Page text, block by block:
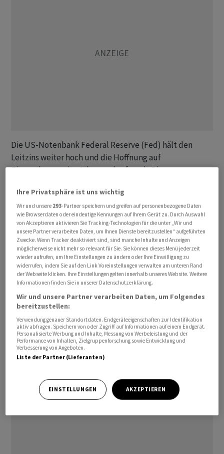
Die US-Notenbank Federal Reserve (Fed) hält den
Leitzins weiter hoch und die Hoffnung auf
Zinssenkungen im Jahresverlauf wach. Die
den geldpolitischen Schlüsselsatz am Mittwoch in der
Spanne von 4,25 bis 4,50 Prozent. Zugleich avisierten die
Notenbanker für 2025 Senkungen um insgesamt einen
halben Prozentpunkt und blieben damit ihrem
Zinsausblick vom März treu. Die Reaktion von Experten:
Bernd Weidensteiner, Ökonom bei der Commerzbank:
«Letztlich sind die Ziele der Fed erreicht oder
zumindest in Reichweite. Die Fed will diesen Erfolg
keinesfalls gefährden und hält sich daher ihr Pulver
trocken. Die Fed ignoriert weiterhin den Druck zu
raschen Zinssenkungen, den Präsident Trump ausübt.
Wir sehen keinen Anlass, unsere Prognose von
ändern.»
Ihre Privatsphäre ist uns wichtig
Wir und unsere 293-Partner speichern und greifen auf personenbezogene Daten
wie Browserdaten oder eindeutige Kennungen auf Ihrem Gerät zu. Durch Auswahl
von Akzeptieren aktivieren Sie Tracking-Technologien für die unter „Wir und
unsere Partner verarbeiten Daten, um Ihnen Dienste bereitzustellen“ aufgeführten
Zwecke. Wenn Tracker deaktiviert sind, sind manche Inhalte und Anzeigen
möglicherweise nicht mehr so relevant für Sie. Sie können dieses Menü jederzeit
wieder aufrufen, um Ihre Einstellungen zu ändern oder Ihre Einwilligung zu
widerrufen, indem Sie auf den Link Voreinstellungen verwalten am unteren Rand
der Webseite klicken. Ihre Einstellungen gelten innerhalb unseres Website. Weitere
Informationen finden Sie in unserer Datenschutzerklärung.
Wir und unsere Partner verarbeiten Daten, um Folgendes
bereitzustellen:
Verwendung genauer Standortdaten. Endgeräteeigenschaften zur Identifikation
aktiv abfragen. Speichern von oder Zugriff auf Informationen auf einem Endgerät.
Personalisierte Werbung und Inhalte, Messung von Werbeleistung und der
Performance von Inhalten, Zielgruppenforschung sowie Entwicklung und
Verbesserung von Angeboten.
Liste der Partner (Lieferanten)
EINSTELLUNGEN AKZEPTIEREN